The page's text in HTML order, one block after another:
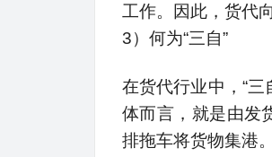
工作。因此，货代
3）何为“三自”
在货代行业中，“
体而言，就是由发
排拖车将货物集港